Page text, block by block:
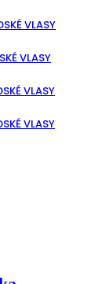
VLASY
VLASY
VLASY
VLASY